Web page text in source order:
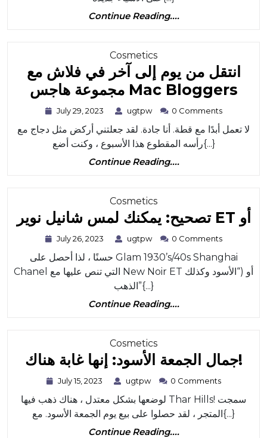
Continue Reading....Continue
CosmeticsCategory
انتقل من يوم إلى آخر في فلاش مع
مجموعة هاجس Mac Bloggers
يوم
مع
July 29, 2023
July
2023
ugtpw ugtpw0 Comments
لا تعمل أبدًا مع قطة. أنا جادة. لقد جعلتني أركض مثل دجاج مع
رأسه المقطوع هذا الأسبوع ، وكنت أضع{...}
Continue Reading....Continue
CosmeticsCategory
تصحيح: يمكنك لمس شانيل نوير ET أو
July 26, 2023
July
2023
ugtpw ugtpw0 Comments
حسنًا ، لذا أحصل على Glam 1930’s/40s Shanghai
Chanel التي تنص عليها مع New Noir ET أو (“الأسود وكذلك
الذهب”{...}
Continue Reading....Continue
CosmeticsCategory
جمال الجمعة الأسود: إنها غابة هناك!
July 15, 2023
July
2023
ugtpw ugtpw0 Comments
لوضعها بشكل معتدل ، هناك ذهب فيها Thar Hills! سمجت
المتجر ، لقد حصلوا على بيع يوم الجمعة الأسود. مع{...}
Continue Reading....Continue